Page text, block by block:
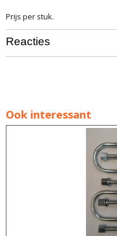
Prijs per stuk.
Reacties
Ook interessant